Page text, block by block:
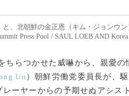
、北朝鮮の金正恩（キム・ジョンウ
Press Pool / SAUL LOEB AND Korea
ちらつかせた威嚇から、親愛
Un ）朝鮮労働党委員長が、
レーヤーからの予期せぬアシ